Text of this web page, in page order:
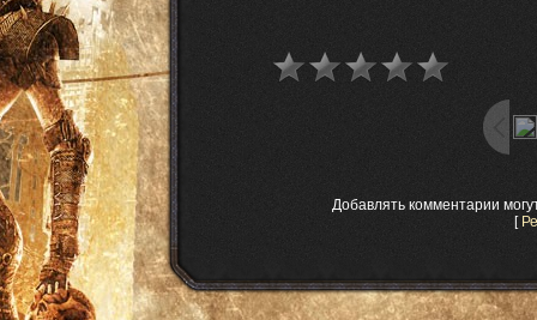
Добавлять комментарии
[